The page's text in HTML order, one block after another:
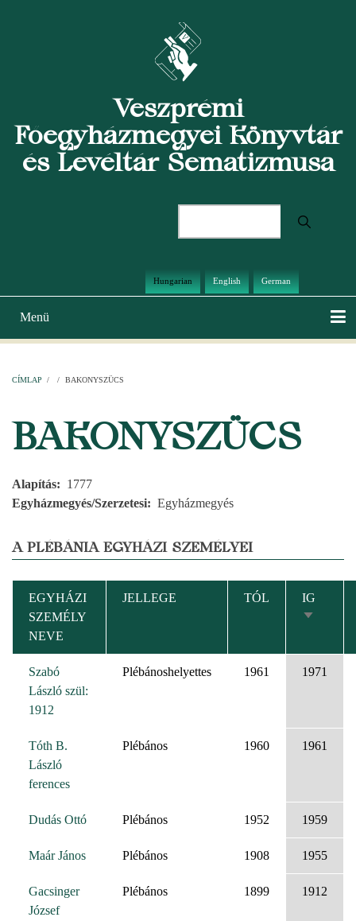
Veszprémi
Főegyházmegyei Könyvtár
és Levéltár Sematizmusa
Hungarian English German
Main
navigation
Menü
CÍMLAP / / BAKONYSZÜCS
BAKONYSZÜCS
Alapítás
1777
Egyházmegyés/Szerzetesi
Egyházmegyés
A PLÉBÁNIA EGYHÁZI SZEMÉLYEI
EGYHÁZI
SZEMÉLY
NEVE
JELLEGE TÓL
IG
Szabó
László szül:
1912
Plébánoshelyettes 1961 1971
Tóth B.
László
ferences
Plébános 1960 1961
Dudás Ottó Plébános 1952 1959
Maár János Plébános 1908 1955
Gacsinger
József
Plébános 1899 1912